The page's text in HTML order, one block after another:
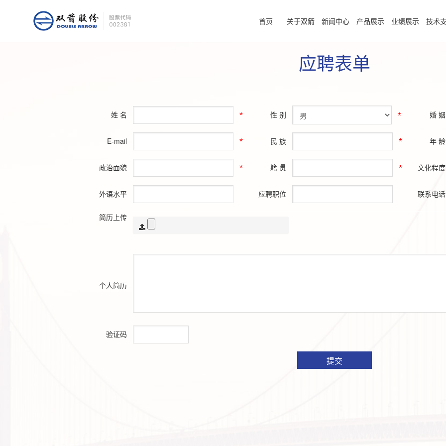
首页 关于双箭 新闻中心 产品展示 业绩展示 技术
应聘表单
姓 名 * 性 别 * 婚 姻
E-mail * 民 族 * 年 龄
政治面貌 * 籍 贯 * 文化程度
外语水平 应聘职位 联系电话
简历上传
个人简历
验证码